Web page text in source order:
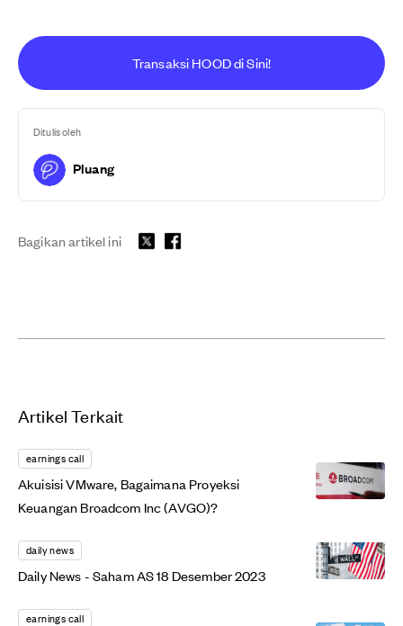
Transaksi HOOD di Sini!
Ditulis oleh
Pluang
Bagikan artikel ini
Artikel Terkait
earnings call
Akuisisi VMware, Bagaimana Proyeksi
Keuangan Broadcom Inc (AVGO)?
daily news
Daily News - Saham AS 18 Desember 2023
earnings call